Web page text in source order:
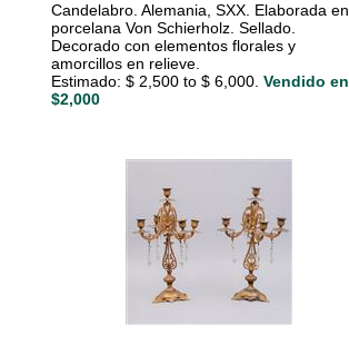
Candelabro. Alemania, SXX. Elaborada en
porcelana Von Schierholz. Sellado.
Decorado con elementos florales y
amorcillos en relieve.
Estimado: $ 2,500 to $ 6,000. Vendido en
$2,000